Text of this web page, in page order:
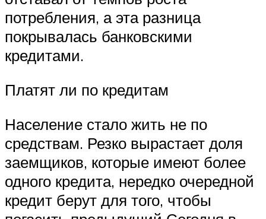
потребления, а эта разница
покрывалась банковскими
кредитами.
Платят ли по кредитам
Население стало жить не по
средствам. Резко вырастает доля
заемщиков, которые имеют более
одного кредита, нередко очередной
кредит берут для того, чтобы